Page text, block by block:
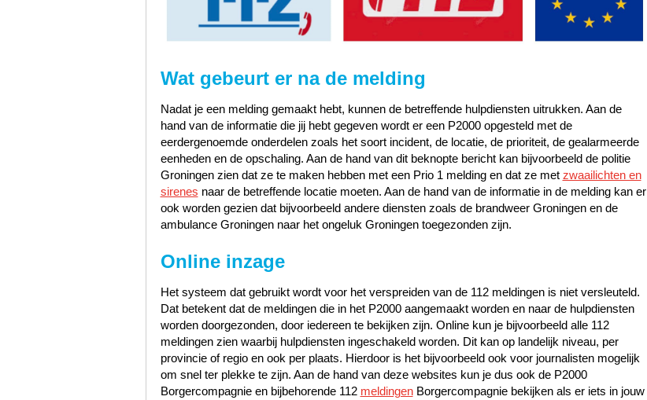
Wat gebeurt er na de melding
Nadat je een melding gemaakt hebt, kunnen de betreffende hulpdiensten uitrukken. Aan de
hand van de informatie die jij hebt gegeven wordt er een P2000 opgesteld met de
eerdergenoemde onderdelen zoals het soort incident, de locatie, de prioriteit, de gealarmeerde
eenheden en de opschaling. Aan de hand van dit beknopte bericht kan bijvoorbeeld de politie
Groningen zien dat ze te maken hebben met een Prio 1 melding en dat ze met zwaailichten en
sirenes naar de betreffende locatie moeten. Aan de hand van de informatie in de melding kan er
ook worden gezien dat bijvoorbeeld andere diensten zoals de brandweer Groningen en de
ambulance Groningen naar het ongeluk Groningen toegezonden zijn.
Online inzage
Het systeem dat gebruikt wordt voor het verspreiden van de 112 meldingen is niet versleuteld.
Dat betekent dat de meldingen die in het P2000 aangemaakt worden en naar de hulpdiensten
worden doorgezonden, door iedereen te bekijken zijn. Online kun je bijvoorbeeld alle 112
meldingen zien waarbij hulpdiensten ingeschakeld worden. Dit kan op landelijk niveau, per
provincie of regio en ook per plaats. Hierdoor is het bijvoorbeeld ook voor journalisten mogelijk
om snel ter plekke te zijn. Aan de hand van deze websites kun je dus ook de P2000
Borgercompagnie en bijbehorende 112 meldingenBorgercompagnie bekijken als er iets in jouw